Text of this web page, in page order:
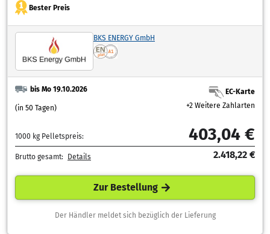
Bester Preis
BKS ENERGY GmbH
bis Mo 19.10.2026
(in 50 Tagen)
EC-Karte
+2 Weitere Zahlarten
1000 kg Pelletspreis: 403,04 €
Brutto gesamt: Details 2.418,22 €
Zur Bestellung
Der Händler meldet sich bezüglich der Lieferung